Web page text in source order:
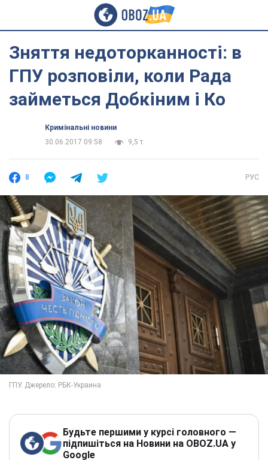
Зняття недоторканності: в
ГПУ розповіли, коли Рада
займеться Добкіним і Ко
Кримінальні новини
30.06.2017 09:58
9,5 т.
8 РУС
Будьте першими у курсі головного —
підпишіться на Новини на OBOZ.UA у
Google